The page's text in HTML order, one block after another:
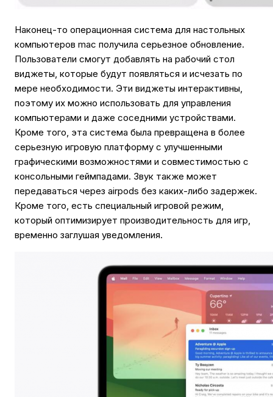
Наконец-то операционная система для настольных
компьютеров mac получила серьезное обновление.
Пользователи смогут добавлять на рабочий стол
виджеты, которые будут появляться и исчезать по
мере необходимости. Эти виджеты интерактивны,
поэтому их можно использовать для управления
компьютерами и даже соседними устройствами.
Кроме того, эта система была превращена в более
серьезную игровую платформу с улучшенными
графическими возможностями и совместимостью с
консольными геймпадами. Звук также может
передаваться через airpods без каких-либо задержек.
Кроме того, есть специальный игровой режим,
который оптимизирует производительность для игр,
временно заглушая уведомления.